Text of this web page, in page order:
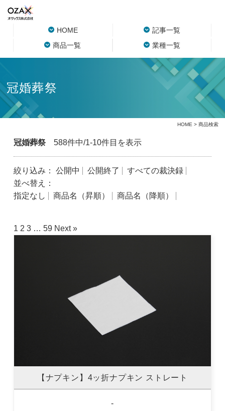
HOME
記事一覧
商品一覧
業種一覧
冠婚葬祭
HOME > 商品検索
冠婚葬祭588件中/1-10件目を表示
絞り込み： 公開中 公開終了
すべての裁決録
並べ替え：
指定なし
商品名（昇順） 商品名（降順）
1 2 3 … 59 Next »
【ナプキン】4ッ折ナプキン ストレート
-